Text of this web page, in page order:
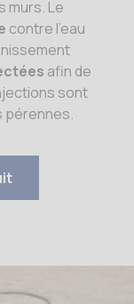
murs. Le
contre l’eau
afin de
sont
pérennes.